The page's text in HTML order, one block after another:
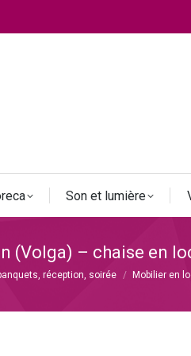
Son et lumière
(Volga) – chaise en
réception, soirée Mobilier en